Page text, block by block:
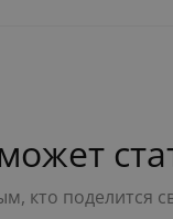
кто поделится